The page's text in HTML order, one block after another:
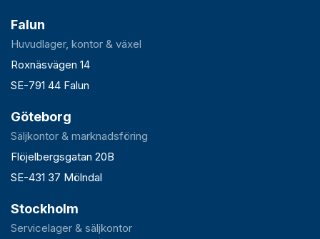
Falun
Huvudlager, kontor & växel
Roxnäsvägen 14
SE-791 44 Falun
Göteborg
Säljkontor & marknadsföring
Flöjelbergsgatan 20B
SE-431 37 Mölndal
Stockholm
Servicelager & säljkontor